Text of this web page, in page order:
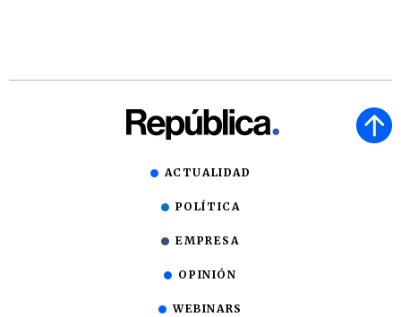
ACTUALIDAD
POLÍTICA
EMPRESA
OPINIÓN
WEBINARS